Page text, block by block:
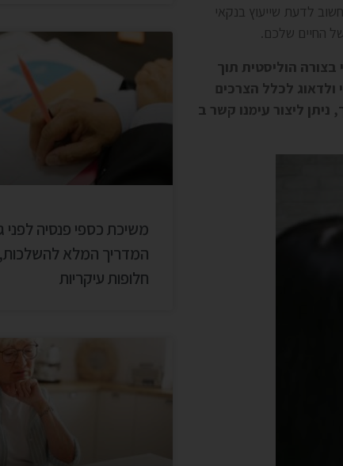
לדעת שייעוץ בנקאי
החיים שלכם.
בצורה הוליסטית תוך
ולדאוג לכלל הצרכים
ליצור עימנו קשר ב
משיכת כספי פנסיה לפני
המדריך המלא להשלכות,
חלופות עיקריות